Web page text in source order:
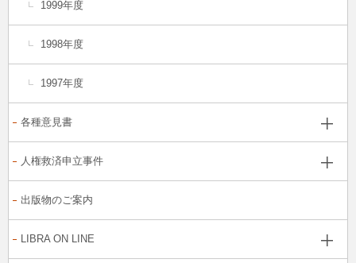
1999年度
1998年度
1997年度
各種意見書
人権救済申立事件
出版物のご案内
LIBRA ON LINE